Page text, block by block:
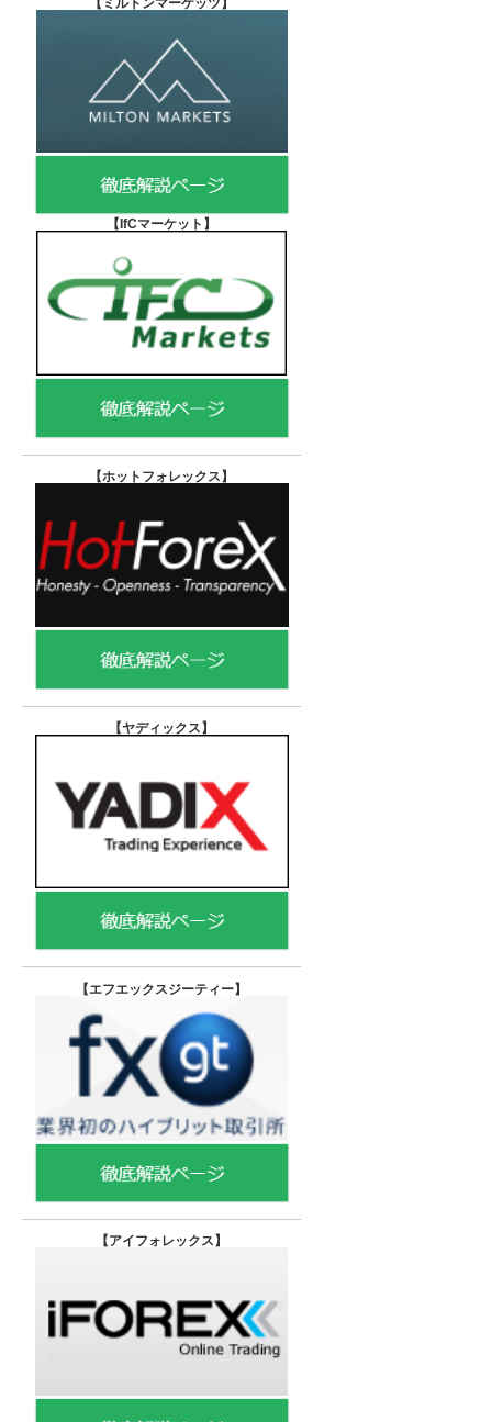
【IfCマーケット 】
【ホットフォレックス】
【ヤディックス】
【エフエックスジーティー】
【アイフォレックス】